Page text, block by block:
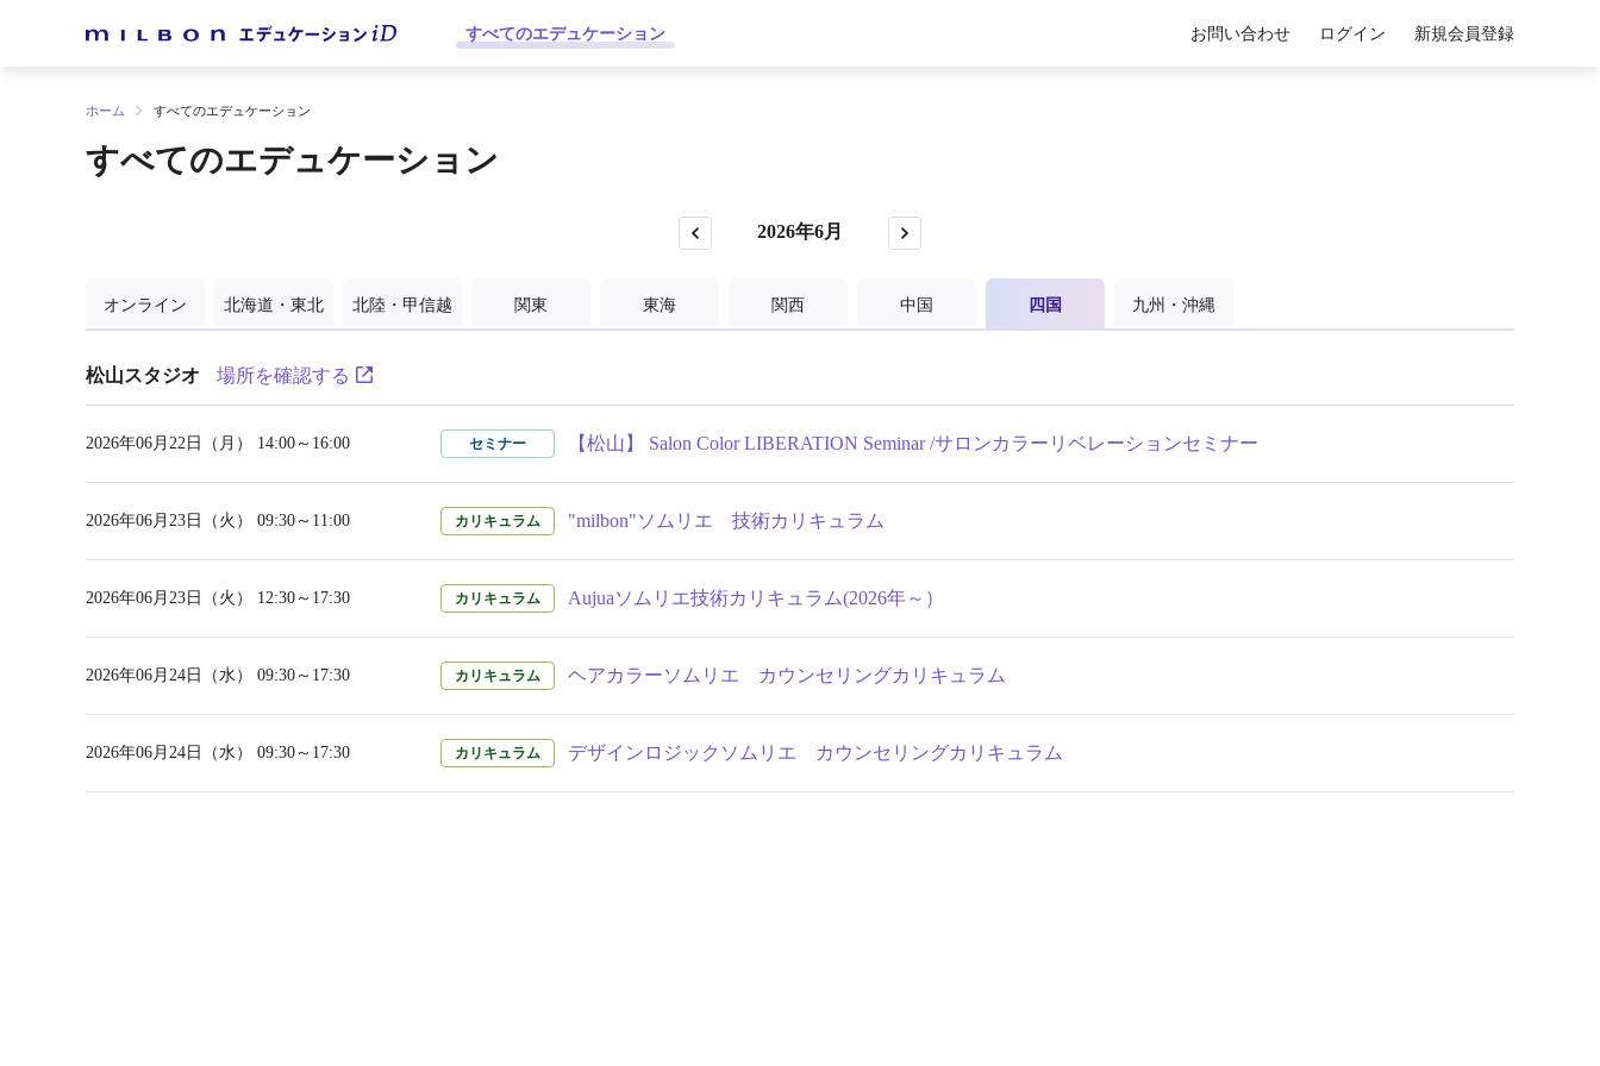
すべてのエデュケーション お問い合わせ ログイン 新規会員登録
ホーム すべてのエデュケーション
すべてのエデュケーション
2026年6月
オンライン 北海道・東北 北陸・甲信越 関東 東海 関西 中国 四国 九州・沖縄
松山スタジオ 場所を確認する
2026年06月22日（月） 14:00～16:00 セミナー 【松山】 Salon Color LIBERATION Seminar /サロンカラーリベレーションセミナー
2026年06月23日（火） 09:30～11:00 カリキュラム "milbon"ソムリエ 技術カリキュラム
2026年06月23日（火） 12:30～17:30 カリキュラム Aujuaソムリエ技術カリキュラム(2026年～）
2026年06月24日（水） 09:30～17:30 カリキュラム ヘアカラーソムリエ カウンセリングカリキュラム
2026年06月24日（水） 09:30～17:30 カリキュラム デザインロジックソムリエ カウンセリングカリキュラム